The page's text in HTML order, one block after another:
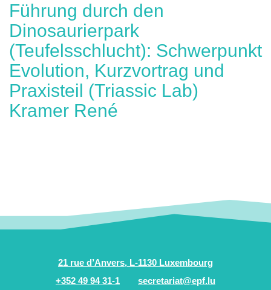
Führung durch den
Dinosaurierpark
(Teufelsschlucht): Schwerpunkt
Evolution, Kurzvortrag und
Praxisteil (Triassic Lab)
Kramer René
21 rue d’Anvers, L-1130 Luxembourg
+352 49 94 31-1
secretariat@epf.lu